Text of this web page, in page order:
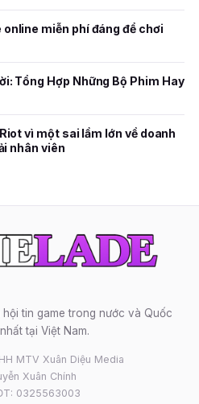
miễn phí đáng để chơi
Tổng Hợp Những Bộ Phim Hay
vì một sai lầm lớn về doanh
nhân viên
hội tin game trong nước và Quốc
tại Việt Nam.
MTV Xuân Diệu Media
Xuân Chính
0325563003